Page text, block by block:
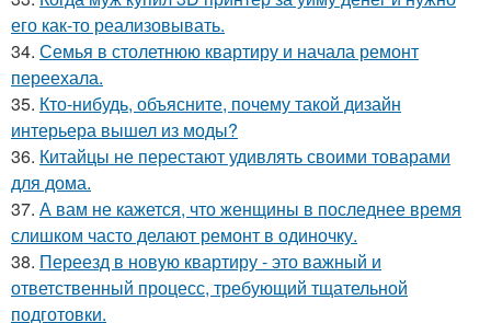
его как-то реализовывать.
34. Семья в столетнюю квартиру и начала ремонт
переехала.
35. Кто-нибудь, объясните, почему такой дизайн
интерьера вышел из моды?
36. Китайцы не перестают удивлять своими товарами
для дома.
37. А вам не кажется, что женщины в последнее время
слишком часто делают ремонт в одиночку.
38. Переезд в новую квартиру - это важный и
ответственный процесс, требующий тщательной
подготовки.